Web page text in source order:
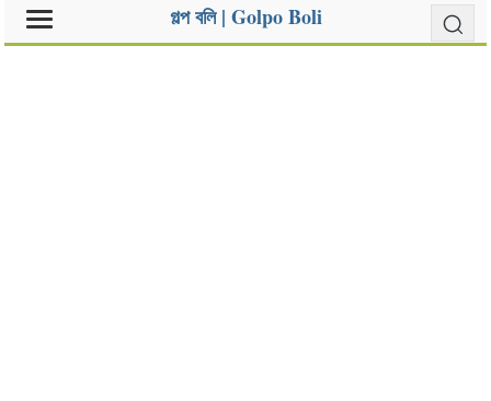
গল্প বলি | Golpo Boli